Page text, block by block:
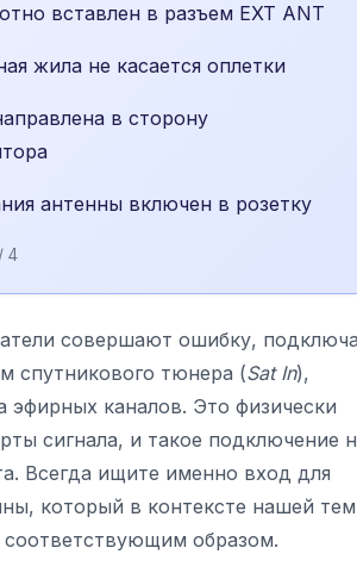
вставлен в разъем EXT ANT
жила не касается оплетки
в сторону
антенны включен в розетку
/ 4
совершают ошибку,
спутникового тюнера (Sat In),
эфирных каналов. Это физически
сигнала, и такое подключение
Всегда ищите именно вход для
который в контексте нашей
соответствующим образом.